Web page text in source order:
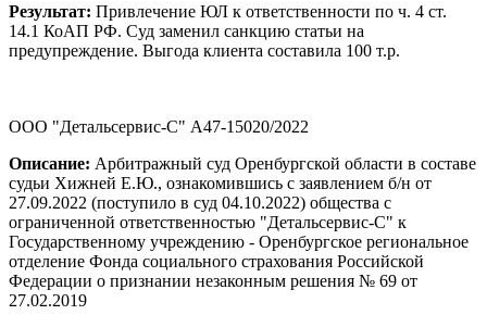
Результат: Привлечение ЮЛ к ответственности по ч. 4 ст.
14.1 КоАП РФ. Суд заменил санкцию статьи на
предупреждение. Выгода клиента составила 100 т.р.
ООО "Детальсервис-С" А47-15020/2022
Описание: Арбитражный суд Оренбургской области в составе
судьи Хижней Е.Ю., ознакомившись с заявлением б/н от
27.09.2022 (поступило в суд 04.10.2022) общества с
ограниченной ответственностью "Детальсервис-С" к
Государственному учреждению - Оренбургское региональное
отделение Фонда социального страхования Российской
Федерации о признании незаконным решения № 69 от
27.02.2019